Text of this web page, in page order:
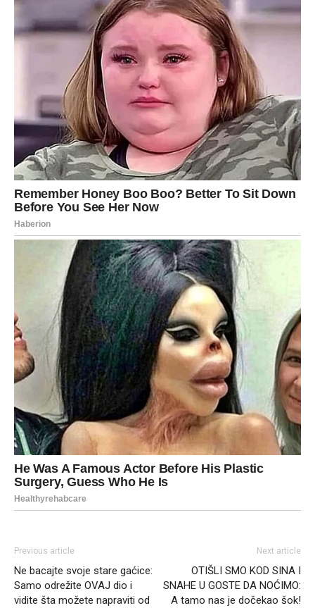
Previous article
Ne bacajte svoje stare gaćice:
Samo odrežite OVAJ dio i
vidite šta možete napraviti od
Next article
OTIŠLI SMO KOD SINA I
SNAHE U GOSTE DA NOĆIMO:
A tamo nas je dočekao šok!